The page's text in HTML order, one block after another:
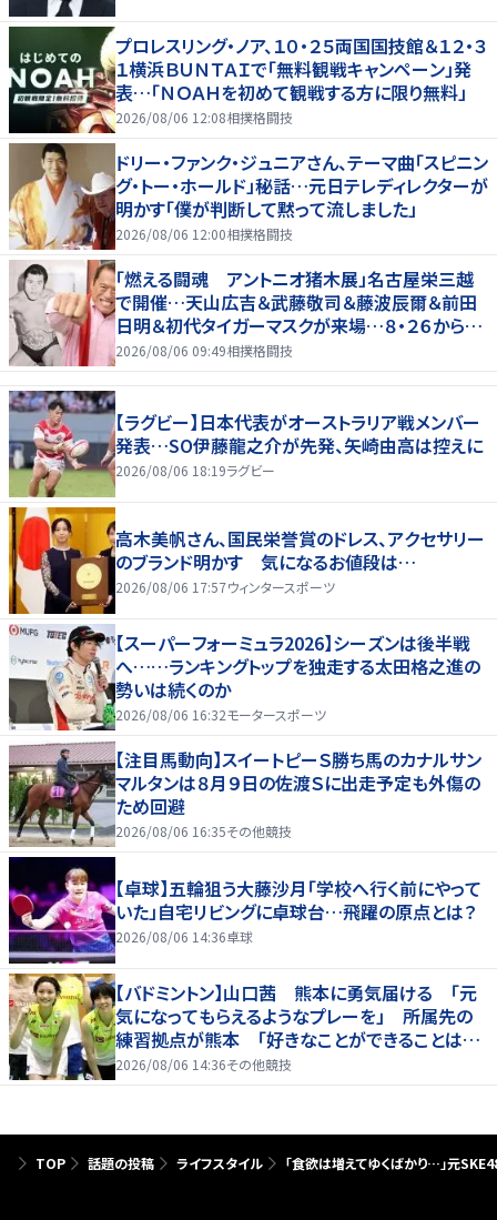
プロレスリング・ノア、１０・２５両国国技館＆１２・３
１横浜ＢＵＮＴＡＩで「無料観戦キャンペーン」発
表…「ＮＯＡＨを初めて観戦する方に限り無料」
2026/08/06 12:08相撲格闘技
ドリー・ファンク・ジュニアさん、テーマ曲「スピニン
グ・トー・ホールド」秘話…元日テレディレクターが
明かす「僕が判断して黙って流しました」
2026/08/06 12:00相撲格闘技
「燃える闘魂 アントニオ猪木展」名古屋栄三越
で開催…天山広吉＆武藤敬司＆藤波辰爾＆前田
日明＆初代タイガーマスクが来場…８・２６から９・
７まで
2026/08/06 09:49相撲格闘技
【ラグビー】日本代表がオーストラリア戦メンバー
発表…SO伊藤龍之介が先発、矢崎由高は控えに
2026/08/06 18:19ラグビー
高木美帆さん、国民栄誉賞のドレス、アクセサリー
のブランド明かす 気になるお値段は…
2026/08/06 17:57ウィンタースポーツ
【スーパーフォーミュラ2026】シーズンは後半戦
へ……ランキングトップを独走する太田格之進の
勢いは続くのか
2026/08/06 16:32モータースポーツ
【注目馬動向】スイートピーＳ勝ち馬のカナルサン
マルタンは８月９日の佐渡Ｓに出走予定も外傷の
ため回避
2026/08/06 16:35その他競技
【卓球】五輪狙う大藤沙月「学校へ行く前にやって
いた」自宅リビングに卓球台…飛躍の原点とは？
2026/08/06 14:36卓球
【バドミントン】山口茜 熊本に勇気届ける 「元
気になってもらえるようなプレーを」 所属先の
練習拠点が熊本 「好きなことができることは当
たり前じゃない」
2026/08/06 14:36その他競技
TOP 話題の投稿 ライフスタイル 「食欲は増えてゆくばかり…」元